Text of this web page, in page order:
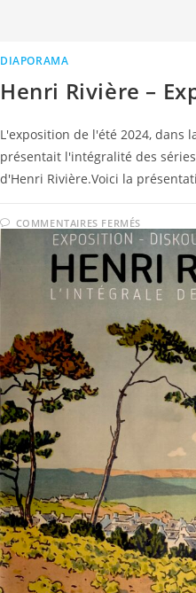
DIAPORAMA
Henri Rivière –
L'exposition de l'été 2024, dans
présentait l'intégralité des
d'Henri Rivière.Voici la
COMMENTAIRES FERMÉS